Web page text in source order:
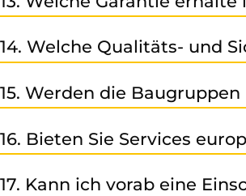
Monaten ab Rechnungsdatum (falls
14. Welche Qualitäts- und
electronic.com/unternehmen/
15. Werden die
Ja – unser Motto lautet, keine
uns eine vollständige
16. Bieten Sie Services
17. Kann ich vorab eine